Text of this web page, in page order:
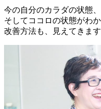
今の自分のカラダの状態、
そしてココロの状態がわか
改善方法も、見えてきま